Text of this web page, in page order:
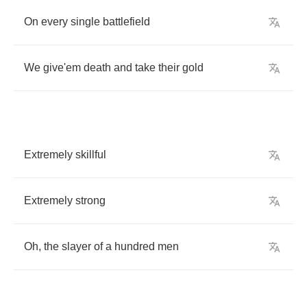
On every single battlefield
We give'em death and take their gold
Extremely skillful
Extremely strong
Oh, the slayer of a hundred men